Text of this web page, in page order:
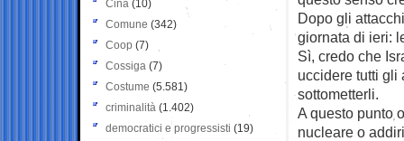
Dopo gli
giornata di ieri:
Sì, credo che
uccidere tutti gli
sottometterli.
A questo punto
nucleare o
Cina (10)
Comune (342)
Coop (7)
Cossiga (7)
Costume (5.581)
criminalità (1.402)
democratici e progressisti (19)